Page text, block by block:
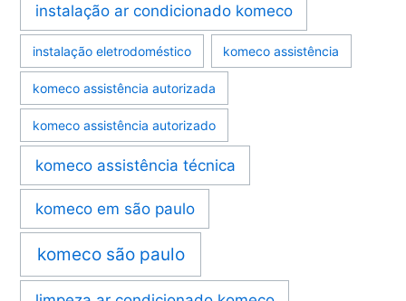
instalação ar condicionado komeco
instalação eletrodoméstico komeco assistência
komeco assistência autorizada
komeco assistência autorizado
komeco assistência técnica
komeco em são paulo
komeco são paulo